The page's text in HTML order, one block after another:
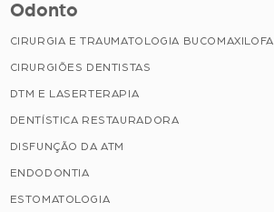
Odonto
CIRURGIA E TRAUMATOLOGIA
CIRURGIÕES DENTISTAS
DTM E LASERTERAPIA
DENTÍSTICA RESTAURADORA
DISFUNÇÃO DA ATM
ENDODONTIA
ESTOMATOLOGIA